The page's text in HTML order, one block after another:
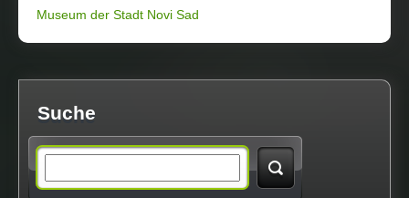
Museum der Stadt Novi Sad
Suche